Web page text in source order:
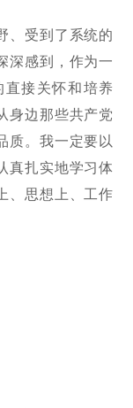
、受到了系统的
深感到，作为一
直接关怀和培养
身边那些共产党
质。我一定要以
真扎实地学习体
、思想上、工作